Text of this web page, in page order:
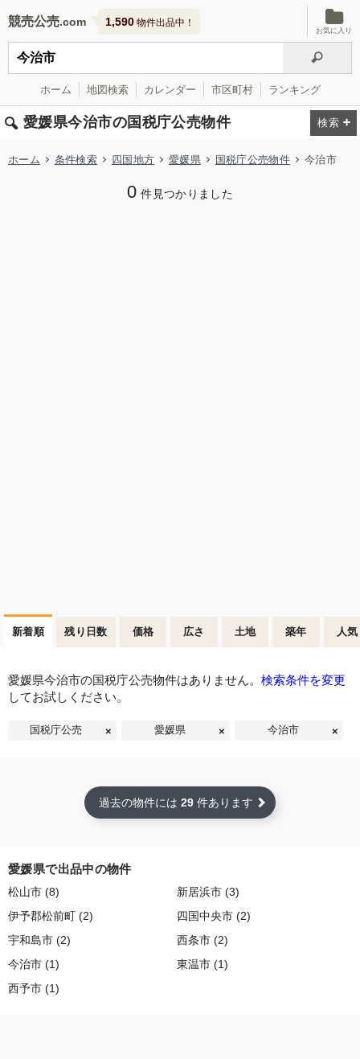
競売公売 1,590 物件出品中！
お気に入り
ホーム 地図検索 カレンダー 市区町村 ランキング
愛媛県今治市の国税庁公売物件
ホーム 条件検索 四国地方 愛媛県 国税庁公売物件 今治市
0 件見つかりました
新着順 残り日数 価格 広さ 土地 築年 人気
愛媛県今治市の国税庁公売物件はありません。 検索条件を変更
してお試しください。
国税庁公売 愛媛県 今治市
過去の物件には 29 件あります
愛媛県で出品中の物件
松山市 (8) 新居浜市 (3)
伊予郡松前町 (2) 四国中央市 (2)
宇和島市 (2) 西条市 (2)
今治市 (1) 東温市 (1)
西予市 (1)